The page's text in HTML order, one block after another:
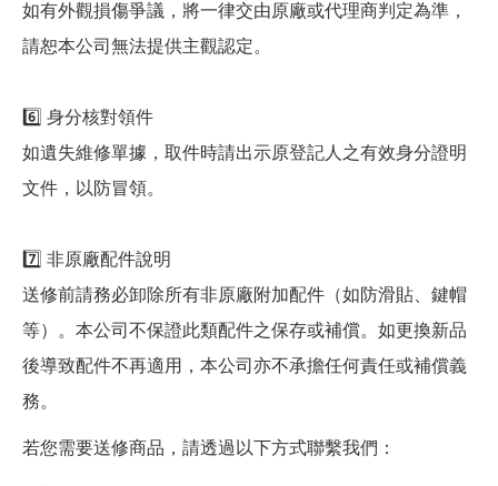
如有外觀損傷爭議，將一律交由原廠或代理商判定為準，
請恕本公司無法提供主觀認定。
6️⃣ 身分核對領件
如遺失維修單據，取件時請出示原登記人之有效身分證明
文件，以防冒領。
7️⃣ 非原廠配件說明
送修前請務必卸除所有非原廠附加配件（如防滑貼、鍵帽
等）。本公司不保證此類配件之保存或補償。如更換新品
後導致配件不再適用，本公司亦不承擔任何責任或補償義
務。
若您需要送修商品，請透過以下方式聯繫我們：